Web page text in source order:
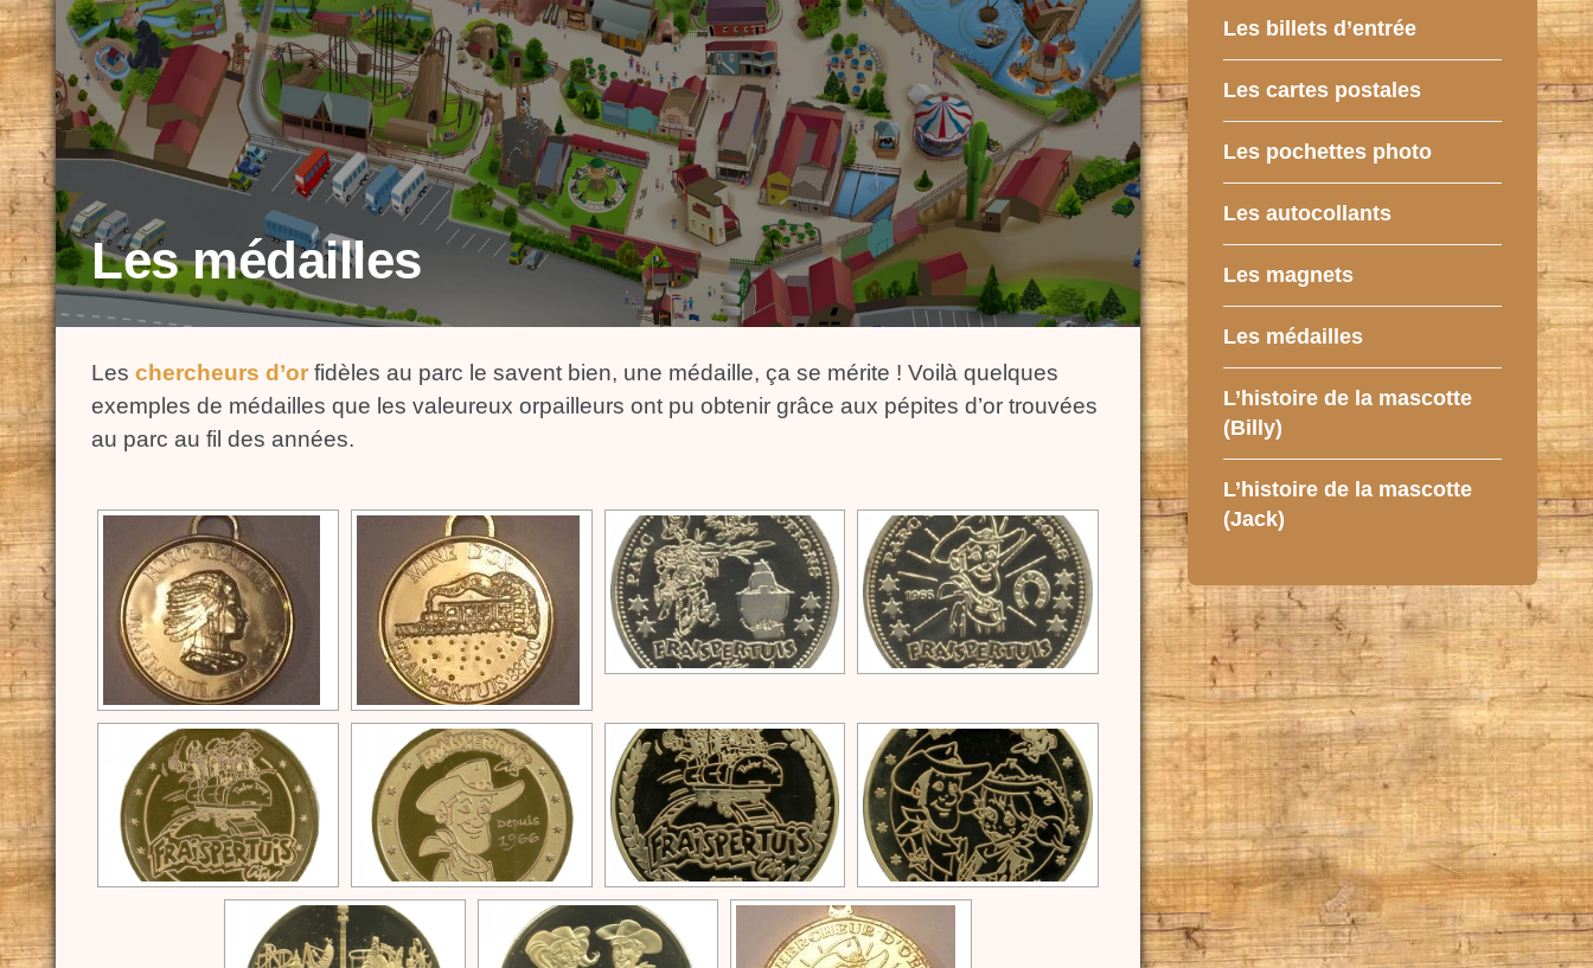
Les médailles
Les chercheurs d’or fidèles au parc le savent bien, une médaille, ça se mérite ! Voilà quelques
exemples de médailles que les valeureux orpailleurs ont pu obtenir grâce aux pépites d’or trouvées
au parc au fil des années.
Les billets d’entrée
Les cartes postales
Les pochettes photo
Les autocollants
Les magnets
Les médailles
L’histoire de la mascotte
(Billy)
L’histoire de la mascotte
(Jack)